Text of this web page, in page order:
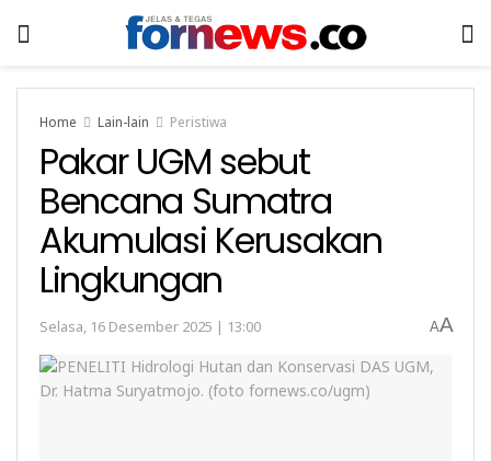
Home Lain-lain Peristiwa
Pakar UGM sebut
Bencana Sumatra
Akumulasi Kerusakan
Lingkungan
Selasa, 16 Desember 2025 | 13:00 AA